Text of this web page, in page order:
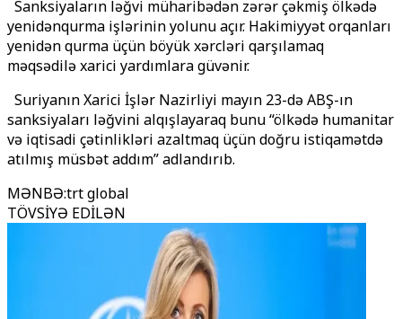
Sanksiyaların ləğvi müharibədən zərər çəkmiş ölkədə
yenidənqurma işlərinin yolunu açır. Hakimiyyət orqanları
yenidən qurma üçün böyük xərcləri qarşılamaq
məqsədilə xarici yardımlara güvənir.
Suriyanın Xarici İşlər Nazirliyi mayın 23-də ABŞ-ın
sanksiyaları ləğvini alqışlayaraq bunu “ölkədə humanitar
və iqtisadi çətinlikləri azaltmaq üçün doğru istiqamətdə
atılmış müsbət addım” adlandırıb.
MƏNBƏ:trt global
TÖVSİYƏ EDİLƏN